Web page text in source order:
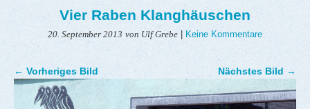
Vier Raben Klanghäuschen
20. September 2013 von Ulf Grebe Keine Kommentare
← Vorheriges Bild Nächstes Bild →